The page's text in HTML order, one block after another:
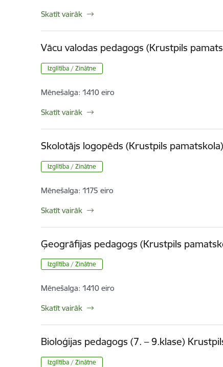
Skatīt vairāk
Vācu valodas pedagogs (Krustpils
Izglītība / Zinātne
Mēnešalga: 1410 eiro
Skatīt vairāk
Skolotājs logopēds (Krustpils pamatskola)
Izglītība / Zinātne
Mēnešalga: 1175 eiro
Skatīt vairāk
Ģeogrāfijas pedagogs (Krustpils
Izglītība / Zinātne
Mēnešalga: 1410 eiro
Skatīt vairāk
Bioloģijas pedagogs (7. – 9.klase)
Izglītība / Zinātne